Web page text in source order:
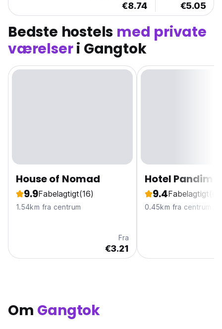
€8.74 €5.05
Bedste hostels med private
værelseri Gangtok
House of Nomad
9.9Fabelagtigt(16)
1.54km fra centrum
Fra
€3.21
Hotel Pandim
9.4Fabelagtigt
0.45km fra centrum
Om Gangtok